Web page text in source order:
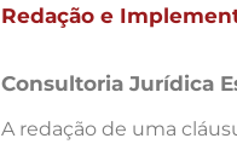
Redação e
Consultoria Jurídica
A redação de uma